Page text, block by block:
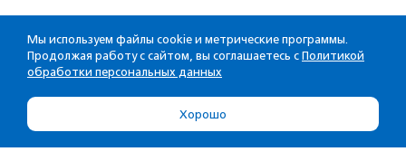
Мы используем файлы cookie и метрические программы.
Продолжая работу с сайтом, вы соглашаетесь с Политикой
обработки персональных данных
Хорошо